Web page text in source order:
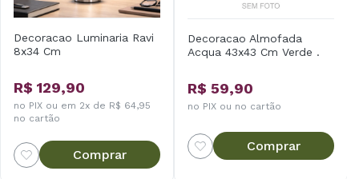
Decoracao Luminaria Ravi
8x34 Cm
R$ 129,90
no PIX ou em 2x de R$ 64,95
no cartão
Comprar
Decoracao Almofada
Acqua 43x43 Cm Verde .
R$ 59,90
no PIX ou no cartão
Comprar